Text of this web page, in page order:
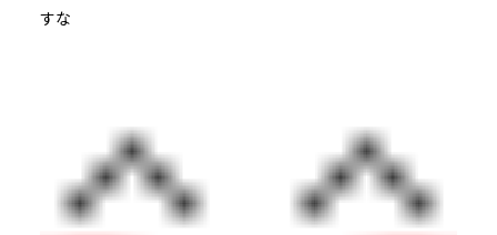
すな